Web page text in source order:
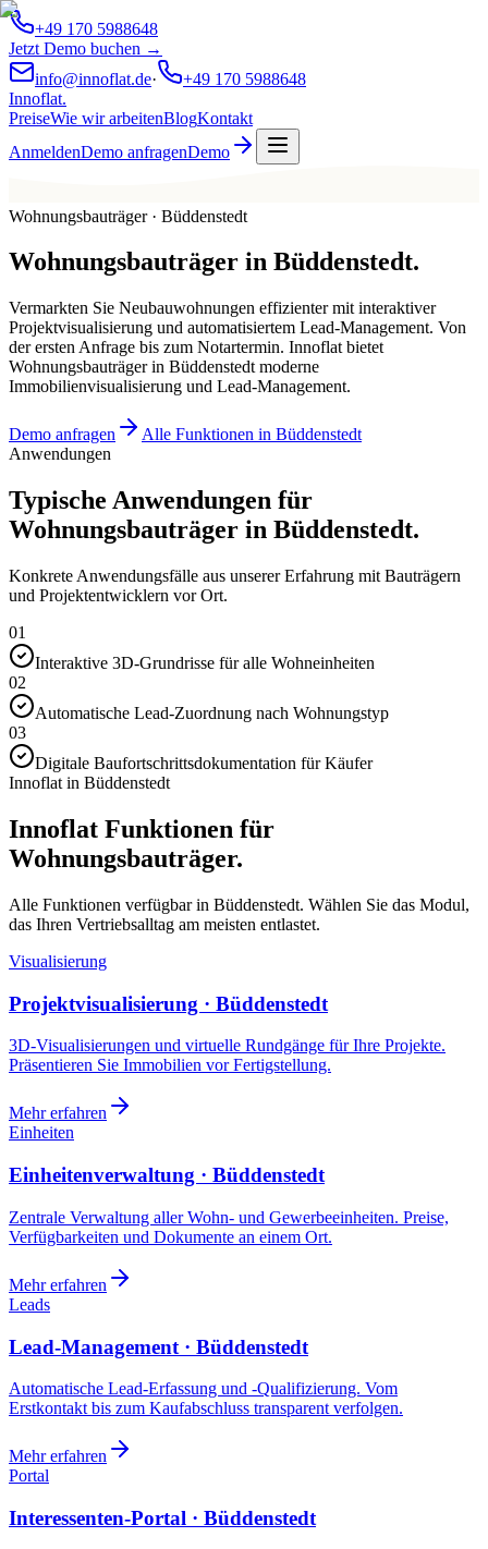
+49 170 5988648
Jetzt Demo buchen →
info@innoflat.de·
+49 170 5988648
Innoflat.
PreiseWie wir arbeitenBlogKontakt
AnmeldenDemo anfragenDemo
Wohnungsbauträger · Büddenstedt
Wohnungsbauträger in Büddenstedt.
Vermarkten Sie Neubauwohnungen effizienter mit interaktiver
Projektvisualisierung und automatisiertem Lead-Management. Von
der ersten Anfrage bis zum Notartermin. Innoflat bietet
Wohnungsbauträger in Büddenstedt moderne
Immobilienvisualisierung und Lead-Management.
Demo anfragen
Alle Funktionen in Büddenstedt
Anwendungen
Typische Anwendungen für
Wohnungsbauträger in Büddenstedt.
Konkrete Anwendungsfälle aus unserer Erfahrung mit Bauträgern
und Projektentwicklern vor Ort.
01
Interaktive 3D-Grundrisse für alle Wohneinheiten
02
Automatische Lead-Zuordnung nach Wohnungstyp
03
Digitale Baufortschrittsdokumentation für Käufer
Innoflat in Büddenstedt
Innoflat Funktionen für
Wohnungsbauträger.
Alle Funktionen verfügbar in Büddenstedt. Wählen Sie das Modul,
das Ihren Vertriebsalltag am meisten entlastet.
Visualisierung
Projektvisualisierung · Büddenstedt
3D-Visualisierungen und virtuelle Rundgänge für Ihre Projekte.
Präsentieren Sie Immobilien vor Fertigstellung.
Mehr erfahren
Einheiten
Einheitenverwaltung · Büddenstedt
Zentrale Verwaltung aller Wohn- und Gewerbeeinheiten. Preise,
Verfügbarkeiten und Dokumente an einem Ort.
Mehr erfahren
Leads
Lead-Management · Büddenstedt
Automatische Lead-Erfassung und -Qualifizierung. Vom
Erstkontakt bis zum Kaufabschluss transparent verfolgen.
Mehr erfahren
Portal
Interessenten-Portal · Büddenstedt